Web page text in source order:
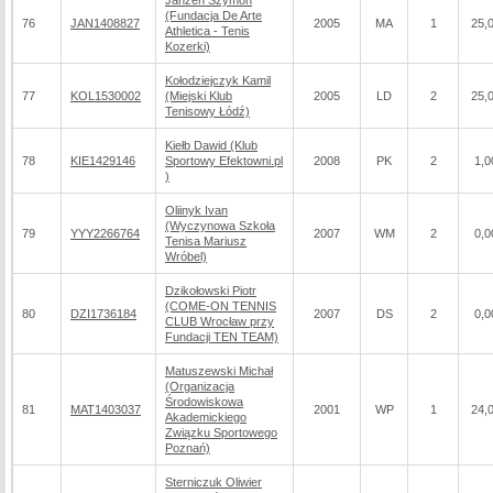
76 JAN1408827
(Fundacja De Arte
Athletica - Tenis
Kozerki)
2005 MA 1
77 KOL1530002
Kołodziejczyk Kamil
(Miejski Klub
Tenisowy Łódź)
2005 LD 2
78 KIE1429146
Kiełb Dawid (Klub
Sportowy Efektowni.pl
)
2008 PK 2
79 YYY2266764
Oliinyk Ivan
(Wyczynowa Szkoła
Tenisa Mariusz
Wróbel)
2007 WM 2
80 DZI1736184
Dzikołowski Piotr
(COME-ON TENNIS
CLUB Wrocław przy
Fundacji TEN TEAM)
2007 DS 2
81 MAT1403037
Matuszewski Michał
(Organizacja
Środowiskowa
Akademickiego
Związku Sportowego
Poznań)
2001 WP 1
Sterniczuk Oliwier